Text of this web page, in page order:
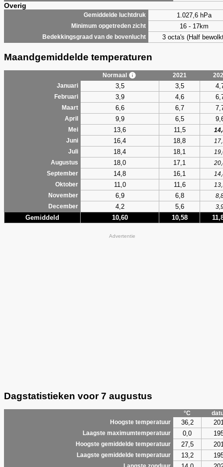
Overig
Gemiddelde luchtdruk 1.027,6 hPa
Minimum opgetreden zicht 16 - 17km
Bedekkingsgraad van de bovenlucht 3 octa's (Half
Maandgemiddelde temperaturen
Normaal 2021
Januari
3,5 3,5
Februari 3,9 4,6
Maart 6,6 6,7
April 9,9 6,5
Mei 13,6 11,5
Juni
16,4 18,8
Juli
18,4 18,1
Augustus
18,0 17,1
September
14,8 16,1
Oktober
11,0 11,6
November
6,9 6,8
December
4,2 5,6
Gemiddeld 10,60 10,58
Advertentie
Dagstatistieken voor 7 augustus
°C
Hoogste temperatuur
36,2
Laagste maximumtemperatuur 0,0
Hoogste gemiddelde temperatuur 27,5
Laagste gemiddelde temperatuur 13,2